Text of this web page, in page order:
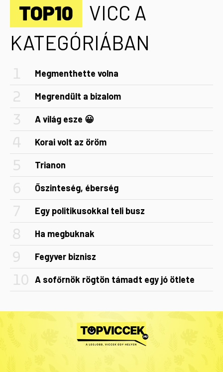
TOP10
VICC A
KATEGÓRIÁBAN
Megmenthette volna
Megrendült a bizalom
A világ esze 😀
Korai volt az öröm
Trianon
Őszinteség, éberség
Egy politikusokkal teli busz
Ha megbuknak
Fegyver biznisz
A sofőrnök rögtön támadt egy jó ötlete